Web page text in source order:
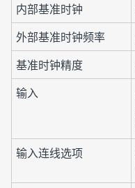
内部基准时钟
外部基准时钟频率
基准时钟精度
输入
输入连线选项